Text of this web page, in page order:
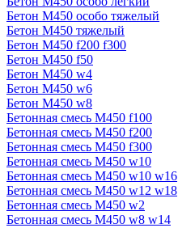
Бетон М450 особо тяжелый
Бетон М450 тяжелый
Бетон М450 f200 f300
Бетон М450 f50
Бетон М450 w4
Бетон М450 w6
Бетон М450 w8
Бетонная смесь М450 f100
Бетонная смесь М450 f200
Бетонная смесь М450 f300
Бетонная смесь М450 w10
Бетонная смесь М450 w10 w16
Бетонная смесь М450 w12 w18
Бетонная смесь М450 w2
Бетонная смесь М450 w8 w14